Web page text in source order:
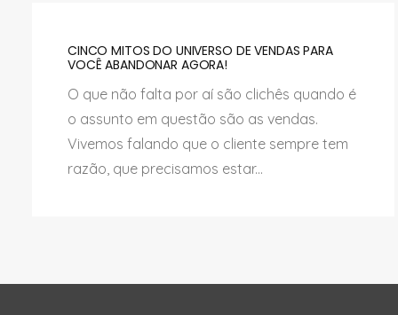
CINCO MITOS DO UNIVERSO DE VENDAS PARA
VOCÊ ABANDONAR AGORA!
O que não falta por aí são clichês quando é
o assunto em questão são as vendas.
Vivemos falando que o cliente sempre tem
razão, que precisamos estar...